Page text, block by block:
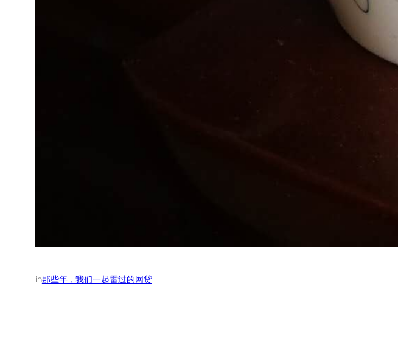
in那些年，我们一起雷过的网贷